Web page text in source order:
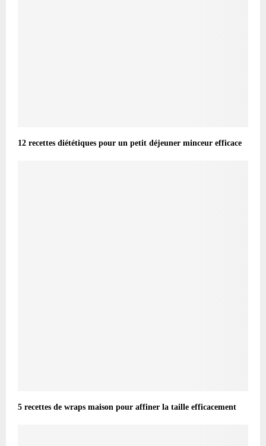
12 recettes diététiques pour un petit déjeuner minceur efficace
5 recettes de wraps maison pour affiner la taille efficacement